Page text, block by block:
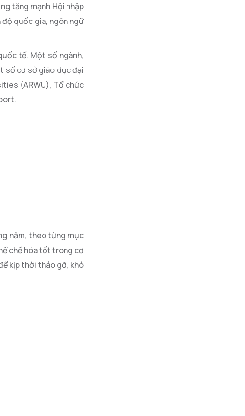
tăng mạnh Hội nhập
quốc gia, ngôn ngữ
tế. Một số ngành,
số cơ sở giáo dục đại
(ARWU), Tổ chức
năm, theo từng mục
chế hóa tốt trong cơ
kịp thời tháo gỡ, khó